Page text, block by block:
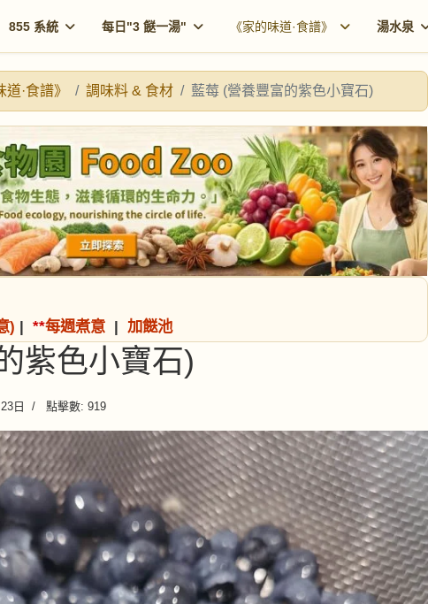
855 系統 每日"3 餸一湯" 《家的味道·食譜》 湯水泉
道·食譜》 調味料 & 食材 藍莓 (營養豐富的紫色小寶石)
) | **每週煮意 | 加餸池
紫色小寶石)
日 點擊數: 919